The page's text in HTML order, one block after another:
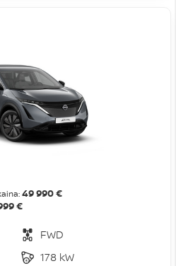
49 990 €
€
FWD
178 kW